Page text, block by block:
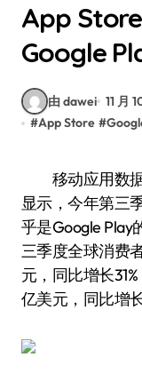
App
Google
由 dawei 11 月
#App Store #
移动应用数据分析公司Sensor Tower最新数据
显示，今年第三
乎是Google Play
三季度全球消费
元，同比增长
亿美元，同比增长